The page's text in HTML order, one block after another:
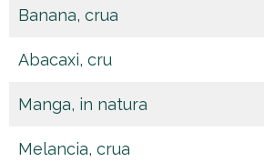
Banana, crua
Abacaxi, cru
Manga, in natura
Melancia, crua